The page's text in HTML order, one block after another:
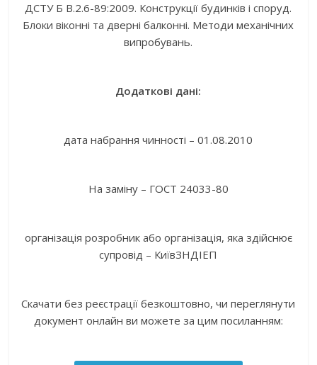
ДСТУ Б В.2.6-89:2009. Конструкції будинків і споруд.
Блоки віконні та дверні балконні. Методи механічних
випробувань.
Додаткові дані:
дата набрання чинності – 01.08.2010
На заміну – ГОСТ 24033-80
організація розробник або організація, яка здійснює
супровід – КиївЗНДІЕП
Скачати без реєстрації безкоштовно, чи переглянути
документ онлайн ви можете за цим посиланням: